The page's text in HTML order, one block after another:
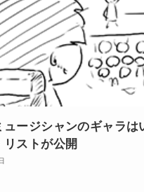
ュージシャンのギャラは
ストが公開